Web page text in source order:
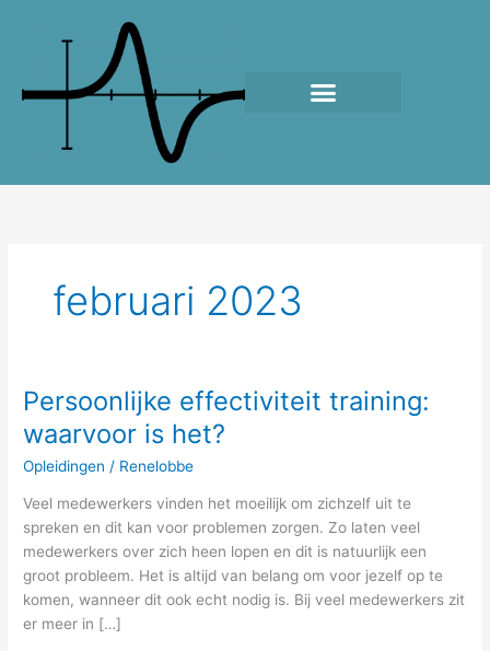
februari 2023
Persoonlijke effectiviteit training:
waarvoor is het?
Opleidingen / Renelobbe
Veel medewerkers vinden het moeilijk om zichzelf uit te
spreken en dit kan voor problemen zorgen. Zo laten veel
medewerkers over zich heen lopen en dit is natuurlijk een
groot probleem. Het is altijd van belang om voor jezelf op te
komen, wanneer dit ook echt nodig is. Bij veel medewerkers zit
er meer in […]
Persoonlijke
training:
waarvoor